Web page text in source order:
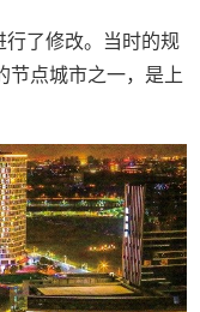
行了修改。当时的规
节点城市之一，是上